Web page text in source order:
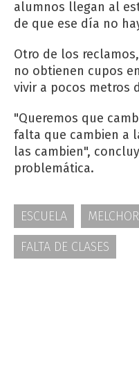
alumnos llegan al
de que ese día no
Otro de los
no obtienen cupos
vivir a pocos metros
"Queremos que
falta que cambien a
las cambien",
problemática.
ESCUELA
FALTA DE CLASES